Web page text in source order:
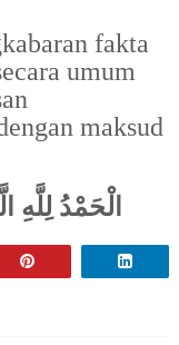
fakta
umum
maksud
الْحَمْدُ لِلَّهِ